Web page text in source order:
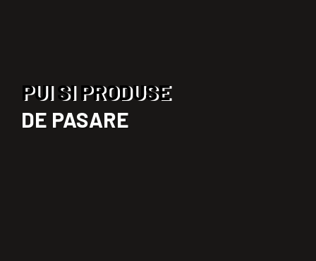
PUI SI PRODUSE
DE PASARE